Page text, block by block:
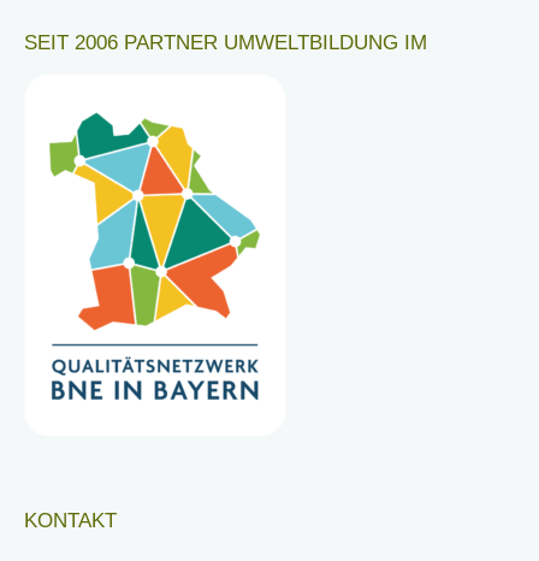
SEIT 2006 PARTNER UMWELTBILDUNG IM
KONTAKT